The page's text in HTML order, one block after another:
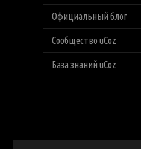
Официальный блог
Сообщество uCoz
База знаний uCoz